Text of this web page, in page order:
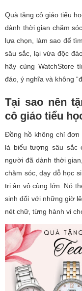
Quà tặng cô giáo tiểu
dành thời gian chăm
lựa chọn, làm sao để
sâu sắc, lại vừa độc
hãy cùng WatchStore
đáo, ý nghĩa và không
Tại sao nên
cô giáo tiểu
Đồng hồ không chỉ đơn
là biểu tượng sâu sắc
người đã dành thời
chăm sóc, dạy dỗ học
tri ân vô cùng lớn. Nó
sinh đối với những giờ
nét chữ, từng hành vi